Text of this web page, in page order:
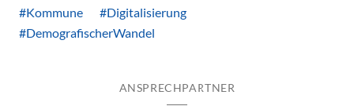
#Kommune
#Digitalisierung
#DemografischerWandel
ANSPRECHPARTNER